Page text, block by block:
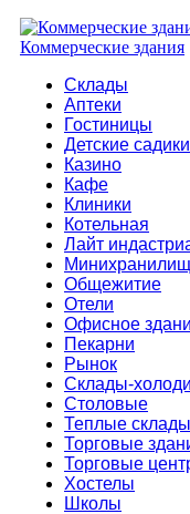
Коммерческие здания
Склады
Аптеки
Гостиницы
Детские садики
Казино
Кафе
Клиники
Котельная
Лайт
Общежитие
Отели
Офисное
Пекарни
Рынок
Склады-
Столовые
Теплые склады
Торговые
Торговые
Хостелы
Школы